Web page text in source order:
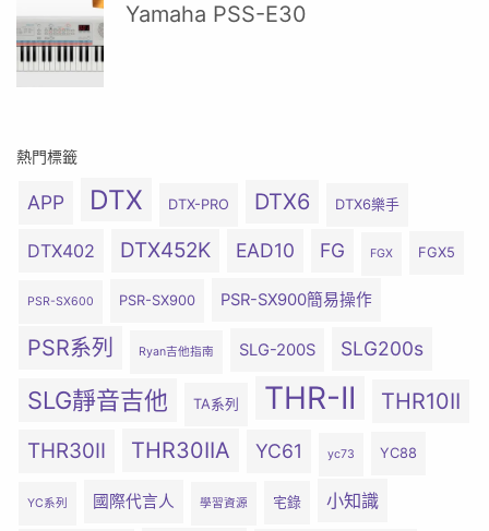
Yamaha PSS-E30
熱門標籤
APP DTX DTX-PRO DTX6 DTX6樂手
DTX402 DTX452K EAD10 FG FGX FGX5
PSR-SX600 PSR-SX900 PSR-SX900簡易操作
PSR系列 Ryan吉他指南 SLG-200S SLG200s
SLG靜音吉他 TA系列 THR-II THR10II
THR30II THR30IIA YC61 yc73 YC88
YC系列 國際代言人 學習資源 宅錄 小知識